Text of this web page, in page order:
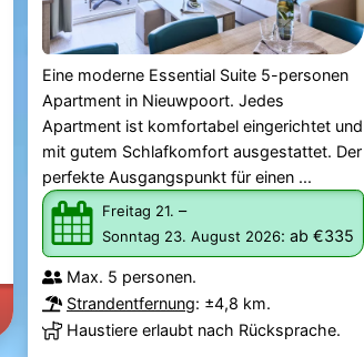
Eine moderne Essential Suite 5-personen
Apartment in Nieuwpoort. Jedes
Apartment ist komfortabel eingerichtet und
mit gutem Schlafkomfort ausgestattet. Der
perfekte Ausgangspunkt für einen ...
Freitag 21. –
Sonntag 23. August 2026: ab €335
Max. 5 personen.
Strandentfernung: ±4,8 km.
Haustiere erlaubt nach Rücksprache.